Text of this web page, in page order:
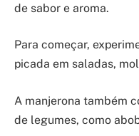
de sabor e aroma.
Para começar,
picada em saladas,
A manjerona também
de legumes, como